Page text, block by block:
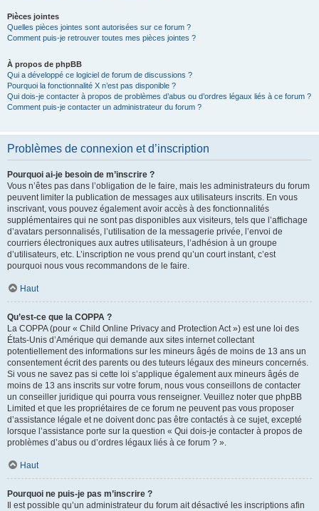
Pièces jointes
Quelles pièces jointes sont autorisées sur ce forum ?
Comment puis-je retrouver toutes mes pièces jointes ?
À propos de phpBB
Qui a développé ce logiciel de forum de discussions ?
Pourquoi la fonctionnalité X n’est pas disponible ?
Qui dois-je contacter à propos de problèmes d’abus ou d’ordres légaux liés à ce forum ?
Comment puis-je contacter un administrateur du forum ?
Problèmes de connexion et d’inscription
Pourquoi ai-je besoin de m’inscrire ?
Vous n’êtes pas dans l’obligation de le faire, mais les administrateurs du forum
peuvent limiter la publication de messages aux utilisateurs inscrits. En vous
inscrivant, vous pouvez également avoir accès à des fonctionnalités
supplémentaires qui ne sont pas disponibles aux visiteurs, tels que l’affichage
d’avatars personnalisés, l’utilisation de la messagerie privée, l’envoi de
courriers électroniques aux autres utilisateurs, l’adhésion à un groupe
d’utilisateurs, etc. L’inscription ne vous prend qu’un court instant, c’est
pourquoi nous vous recommandons de le faire.
Haut
Qu’est-ce que la COPPA ?
La COPPA (pour « Child Online Privacy and Protection Act ») est une loi des
États-Unis d’Amérique qui demande aux sites internet collectant
potentiellement des informations sur les mineurs âgés de moins de 13 ans un
consentement écrit des parents ou des tuteurs légaux des mineurs concernés.
Si vous ne savez pas si cette loi s’applique également aux mineurs âgés de
moins de 13 ans inscrits sur votre forum, nous vous conseillons de contacter
un conseiller juridique qui pourra vous renseigner. Veuillez noter que phpBB
Limited et que les propriétaires de ce forum ne peuvent pas vous proposer
d’assistance légale et ne doivent donc pas être contactés à ce sujet, excepté
lorsque l’assistance porte sur la question « Qui dois-je contacter à propos de
problèmes d’abus ou d’ordres légaux liés à ce forum ? ».
Haut
Pourquoi ne puis-je pas m’inscrire ?
Il est possible qu’un administrateur du forum ait désactivé les inscriptions afin